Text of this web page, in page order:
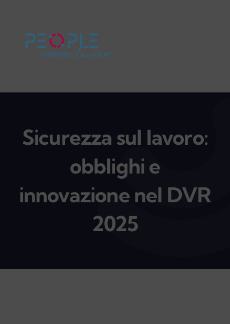
contenuto
Careers
Mondo People
On Air
Impegno Sociale
Sicurezza sul lavoro:
obblighi e
innovazione nel DVR
2025